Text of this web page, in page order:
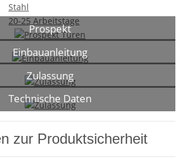
Stahl
20-25 Arbeitstage
Prospekt
Einbauanleitung
Zulassung
Technische Daten
zur Produktsicherheit